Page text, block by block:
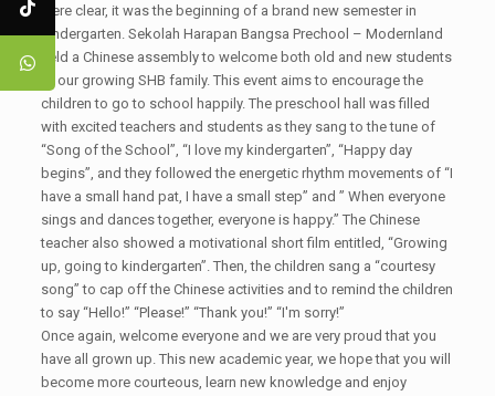
were clear, it was the beginning of a brand new semester in
kindergarten. Sekolah Harapan Bangsa Prechool – Modernland
held a Chinese assembly to welcome both old and new students
to our growing SHB family. This event aims to encourage the
children to go to school happily. The preschool hall was filled
with excited teachers and students as they sang to the tune of
“Song of the School”, “I love my kindergarten”, “Happy day
begins”, and they followed the energetic rhythm movements of “I
have a small hand pat, I have a small step” and ” When everyone
sings and dances together, everyone is happy.” The Chinese
teacher also showed a motivational short film entitled, “Growing
up, going to kindergarten”. Then, the children sang a “courtesy
song” to cap off the Chinese activities and to remind the children
to say “Hello!” “Please!” “Thank you!” “I'm sorry!”
Once again, welcome everyone and we are very proud that you
have all grown up. This new academic year, we hope that you will
become more courteous, learn new knowledge and enjoy